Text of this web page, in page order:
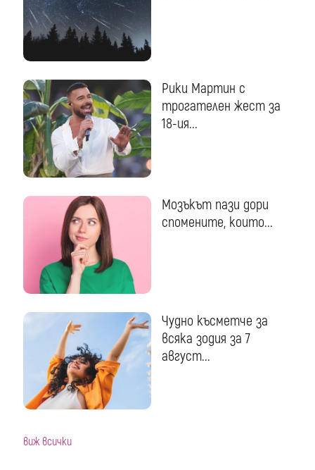
Рики Мартин с
трогателен жест за
18-ия...
Мозъкът пази дори
спомените, които...
Чудно късметче за
всяка зодия за 7
август...
виж всички